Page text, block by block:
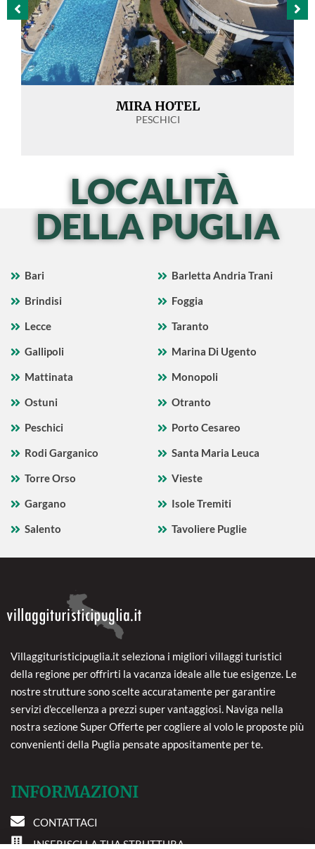
MIRA HOTEL
PESCHICI
LOCALITÀ
DELLA PUGLIA
Bari
Barletta Andria Trani
Brindisi
Foggia
Lecce
Taranto
Gallipoli
Marina Di Ugento
Mattinata
Monopoli
Ostuni
Otranto
Peschici
Porto Cesareo
Rodi Garganico
Santa Maria Leuca
Torre Orso
Vieste
Gargano
Isole Tremiti
Salento
Tavoliere Puglie
Villaggituristicipuglia.it seleziona i migliori villaggi turistici
della regione per offrirti la vacanza ideale alle tue esigenze. Le
nostre strutture sono scelte accuratamente per garantire
servizi d'eccellenza a prezzi super vantaggiosi. Naviga nella
nostra sezione Super Offerte per cogliere al volo le proposte più
convenienti della Puglia pensate appositamente per te.
INFORMAZIONI
CONTATTACI
INSERISCI LA TUA STRUTTURA